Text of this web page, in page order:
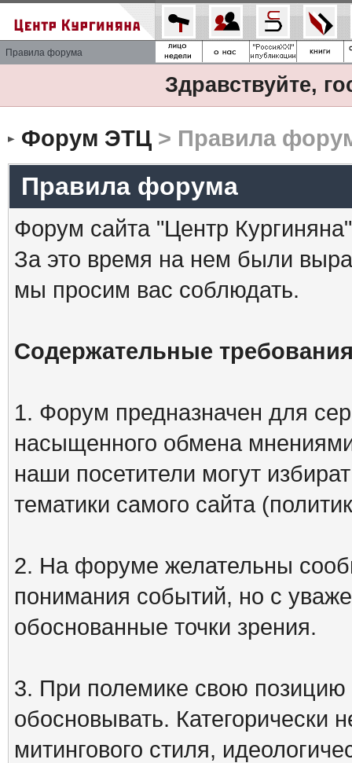
Правила форума
Здравствуйте,
Форум ЭТЦ> Правила
Правила форума
Форум сайта "Центр
За это время на нем были
мы просим вас соблюдать.
Содержательные
1. Форум предназначен для
насыщенного обмена
наши посетители могут
тематики самого сайта
2. На форуме желательны
понимания событий, но с
обоснованные точки зрения.
3. При полемике свою
обосновывать. Категорически
митингового стиля,